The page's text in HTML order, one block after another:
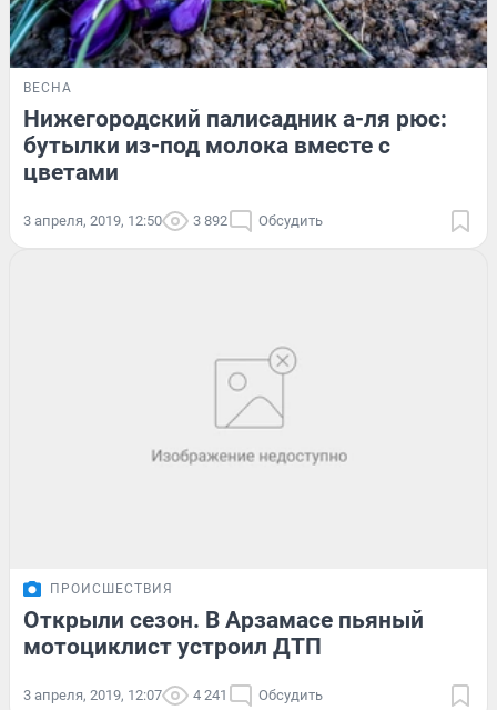
ВЕСНА
Нижегородский палисадник а-ля рюс:
бутылки из-под молока вместе с
цветами
3 апреля, 2019, 12:50 3 892 Обсудить
ПРОИСШЕСТВИЯ
Открыли сезон. В Арзамасе пьяный
мотоциклист устроил ДТП
3 апреля, 2019, 12:07 4 241 Обсудить